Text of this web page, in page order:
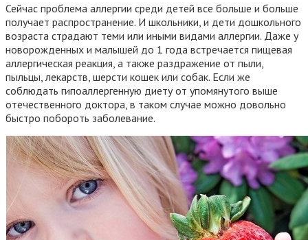
Сейчас проблема аллергии среди детей все больше и больше
получает распространение. И школьники, и дети дошкольного
возраста страдают теми или иными видами аллергии. Даже у
новорожденных и малышей до 1 года встречается пищевая
аллергическая реакция, а также раздражение от пыли,
пыльцы, лекарств, шерсти кошек или собак. Если же
соблюдать гипоаллергенную диету от упомянутого выше
отечественного доктора, в таком случае можно довольно
быстро побороть заболевание.